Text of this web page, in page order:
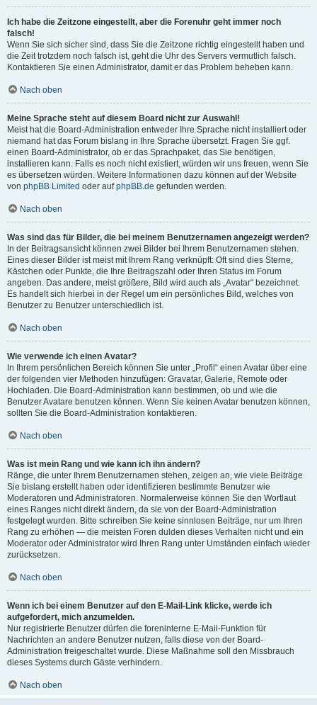
Ich habe die Zeitzone eingestellt, aber die Forenuhr geht immer noch
falsch!
Wenn Sie sich sicher sind, dass Sie die Zeitzone richtig eingestellt haben und
die Zeit trotzdem noch falsch ist, geht die Uhr des Servers vermutlich falsch.
Kontaktieren Sie einen Administrator, damit er das Problem beheben kann.
Nach oben
Meine Sprache steht auf diesem Board nicht zur Auswahl!
Meist hat die Board-Administration entweder Ihre Sprache nicht installiert oder
niemand hat das Forum bislang in Ihre Sprache übersetzt. Fragen Sie ggf.
einen Board-Administrator, ob er das Sprachpaket, das Sie benötigen,
installieren kann. Falls es noch nicht existiert, würden wir uns freuen, wenn Sie
es übersetzen würden. Weitere Informationen dazu können auf der Website
von phpBB Limited oder aufphpBB.de gefunden werden.
Nach oben
Was sind das für Bilder, die bei meinem Benutzernamen angezeigt werden?
In der Beitragsansicht können zwei Bilder bei Ihrem Benutzernamen stehen.
Eines dieser Bilder ist meist mit Ihrem Rang verknüpft: Oft sind dies Sterne,
Kästchen oder Punkte, die Ihre Beitragszahl oder Ihren Status im Forum
angeben. Das andere, meist größere, Bild wird auch als „Avatar“ bezeichnet.
Es handelt sich hierbei in der Regel um ein persönliches Bild, welches von
Benutzer zu Benutzer unterschiedlich ist.
Nach oben
Wie verwende ich einen Avatar?
In Ihrem persönlichen Bereich können Sie unter „Profil“ einen Avatar über eine
der folgenden vier Methoden hinzufügen: Gravatar, Galerie, Remote oder
Hochladen. Die Board-Administration kann bestimmen, ob und wie die
Benutzer Avatare benutzen können. Wenn Sie keinen Avatar benutzen können,
sollten Sie die Board-Administration kontaktieren.
Nach oben
Was ist mein Rang und wie kann ich ihn ändern?
Ränge, die unter Ihrem Benutzernamen stehen, zeigen an, wie viele Beiträge
Sie bislang erstellt haben oder identifizieren bestimmte Benutzer wie
Moderatoren und Administratoren. Normalerweise können Sie den Wortlaut
eines Ranges nicht direkt ändern, da sie von der Board-Administration
festgelegt wurden. Bitte schreiben Sie keine sinnlosen Beiträge, nur um Ihren
Rang zu erhöhen — die meisten Foren dulden dieses Verhalten nicht und ein
Moderator oder Administrator wird Ihren Rang unter Umständen einfach wieder
zurücksetzen.
Nach oben
Wenn ich bei einem Benutzer auf den E-Mail-Link klicke, werde ich
aufgefordert, mich anzumelden.
Nur registrierte Benutzer dürfen die foreninterne E-Mail-Funktion für
Nachrichten an andere Benutzer nutzen, falls diese von der Board-
Administration freigeschaltet wurde. Diese Maßnahme soll den Missbrauch
dieses Systems durch Gäste verhindern.
Nach oben